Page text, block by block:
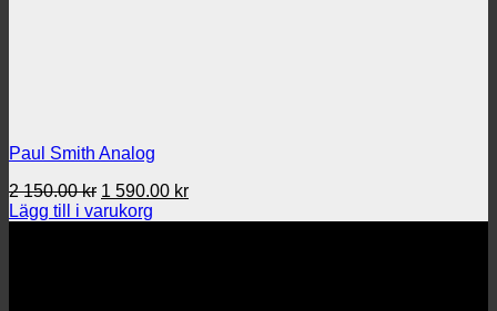
Paul Smith Analog
2 150.00kr Det
ursprungliga
1 590.00 krDet
Lägg till i varukorg